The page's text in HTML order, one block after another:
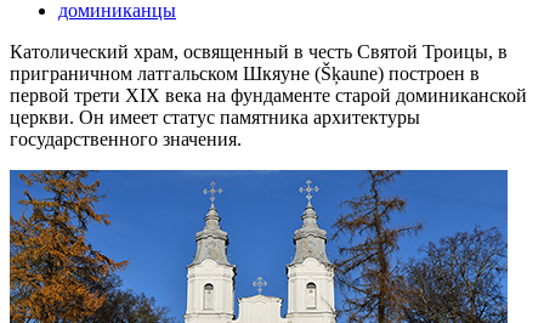
доминиканцы
Католический храм, освященный в честь Святой Троицы, в
приграничном латгальском Шкяуне (Šķaune) построен в
первой трети XIX века на фундаменте старой доминиканской
церкви. Он имеет статус памятника архитектуры
государственного значения.